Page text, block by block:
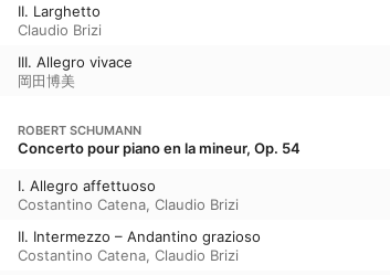
II. Larghetto
Claudio Brizi
III. Allegro vivace
岡田博美
ROBERT SCHUMANN
Concerto pour piano en la mineur, Op. 54
I. Allegro affettuoso
Costantino Catena, Claudio Brizi
II. Intermezzo – Andantino grazioso
Costantino Catena, Claudio Brizi